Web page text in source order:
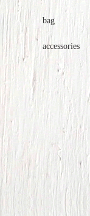
bag
accessories